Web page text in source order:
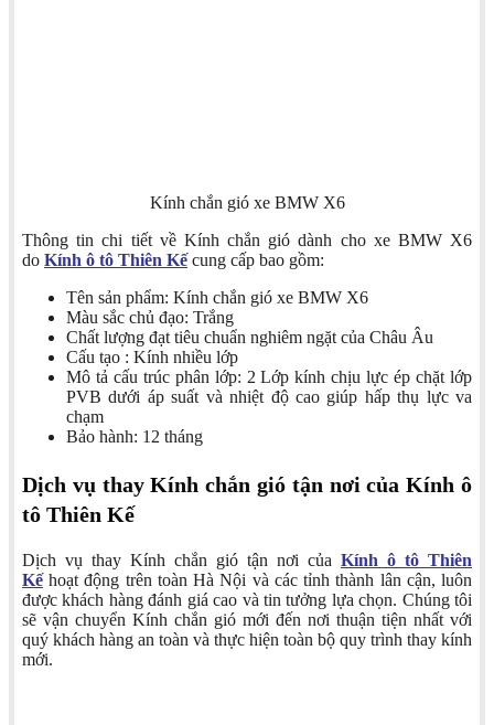
Kính chắn gió xe BMW X6
Thông tin chi tiết về Kính chắn gió dành cho xe BMW X6
do Kính ô tô Thiên Kếcung cấp bao gồm:
Tên sản phẩm: Kính chắn gió xe BMW X6
Màu sắc chủ đạo: Trắng
Chất lượng đạt tiêu chuẩn nghiêm ngặt của Châu Âu
Cấu tạo : Kính nhiều lớp
Mô tả cấu trúc phân lớp: 2 Lớp kính chịu lực ép chặt lớp
PVB dưới áp suất và nhiệt độ cao giúp hấp thụ lực va
chạm
Bảo hành: 12 tháng
Dịch vụ thay Kính chắn gió tận nơi của Kính ô
tô Thiên Kế
Dịch vụ thay Kính chắn gió tận nơi của Kính ô tô Thiên
Kếhoạt động trên toàn Hà Nội và các tỉnh thành lân cận, luôn
được khách hàng đánh giá cao và tin tưởng lựa chọn. Chúng tôi
sẽ vận chuyển Kính chắn gió mới đến nơi thuận tiện nhất với
quý khách hàng an toàn và thực hiện toàn bộ quy trình thay kính
mới.